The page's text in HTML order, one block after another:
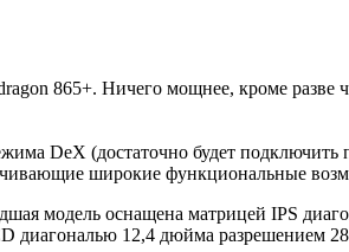
865+. Ничего мощнее, кроме разве
DeX (достаточно будет подключить
широкие функциональные
модель оснащена матрицей IPS
диагональю 12,4 дюйма разрешением